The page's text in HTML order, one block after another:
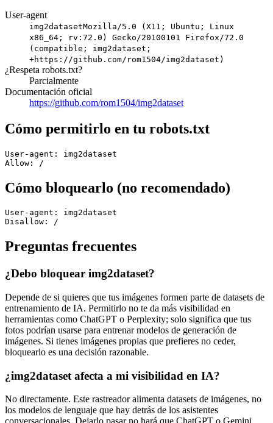
User-agent
img2datasetMozilla/5.0 (X11; Ubuntu; Linux
x86_64; rv:72.0) Gecko/20100101 Firefox/72.0
(compatible; img2dataset;
+https://github.com/rom1504/img2dataset)
¿Respeta robots.txt?
Parcialmente
Documentación oficial
https://github.com/rom1504/img2dataset
Cómo permitirlo en tu robots.txt
User-agent: img2dataset
Allow: /
Cómo bloquearlo (no recomendado)
User-agent: img2dataset
Disallow: /
Preguntas frecuentes
¿Debo bloquear img2dataset?
Depende de si quieres que tus imágenes formen parte de datasets de
entrenamiento de IA. Permitirlo no te da más visibilidad en
herramientas como ChatGPT o Perplexity; solo significa que tus
fotos podrían usarse para entrenar modelos de generación de
imágenes. Si tienes imágenes propias que prefieres no ceder,
bloquearlo es una decisión razonable.
¿img2dataset afecta a mi visibilidad en IA?
No directamente. Este rastreador alimenta datasets de imágenes, no
los modelos de lenguaje que hay detrás de los asistentes